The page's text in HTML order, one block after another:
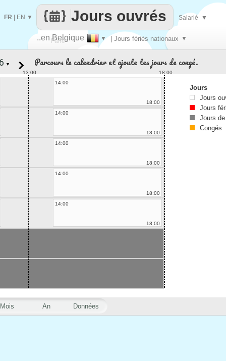
Faire
..en Belgique ▼ | Jours fériés nationaux ▼
Jours ouvrés
FR EN ▼ Salarié ▼
Mois An Données
▼ Parcours le calendrier et ajoute tes jours de congé.
13:00
18:00
14:00
18:00
14:00
18:00
14:00
18:00
14:00
18:00
14:00
18:00
Jours
Jours
Jours
Jours
Congés